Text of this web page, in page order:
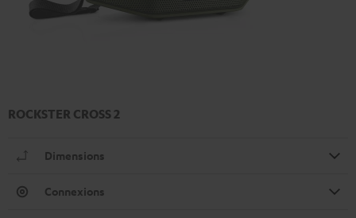
ROCKSTER CROSS 2
Dimensions
Connexions